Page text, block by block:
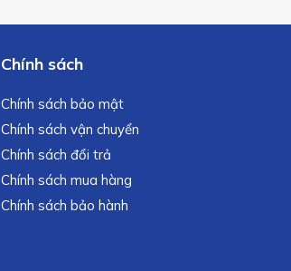
Chính sách
Chính sách bảo mật
Chính sách vận chuyển
Chính sách đổi trả
Chính sách mua hàng
Chính sách bảo hành